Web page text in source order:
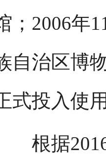
；2006年
自治区博
式投入使
根据2016